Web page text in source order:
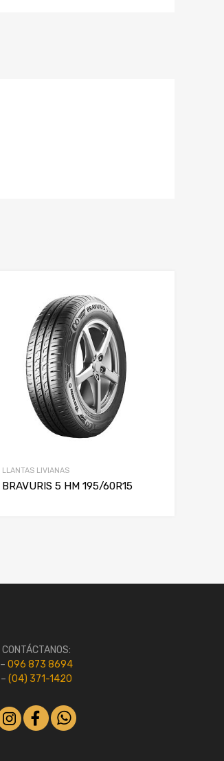
LLANTAS LIVIANAS
BRAVURIS 5 HM 195/60R15
CONTÁCTANOS:
–096 873 8694
–(04) 371-1420